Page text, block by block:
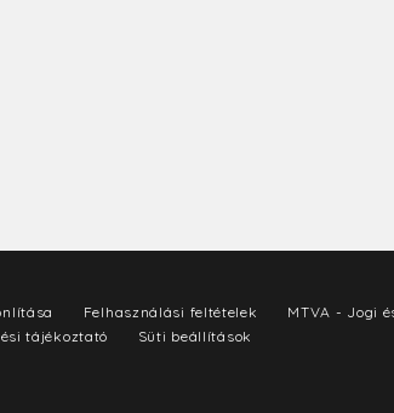
Felhasználási feltételek
MTVA - Jogi
tájékoztató Süti beállítások